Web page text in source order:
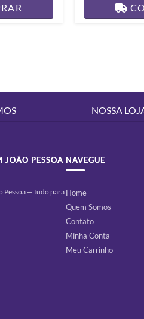
NOSSA
JOÃO PESSOA
Pessoa — tudo para
NAVEGUE
Home
Quem Somos
Contato
Minha Conta
Meu Carrinho